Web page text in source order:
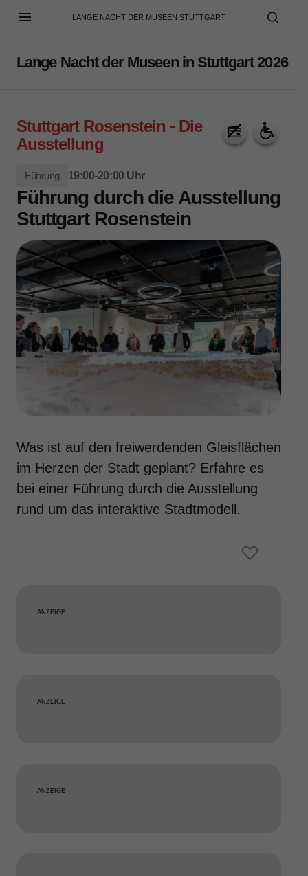
LANGE NACHT DER MUSEEN STUTTGART
Lange Nacht der Museen in Stuttgart 2026
Stuttgart Rosenstein - Die
Ausstellung
Führung 19:00-20:00 Uhr
Führung durch die Ausstellung
Stuttgart Rosenstein
Was ist auf den freiwerdenden Gleisflächen
im Herzen der Stadt geplant? Erfahre es
bei einer Führung durch die Ausstellung
rund um das interaktive Stadtmodell.
ANZEIGE
ANZEIGE
ANZEIGE